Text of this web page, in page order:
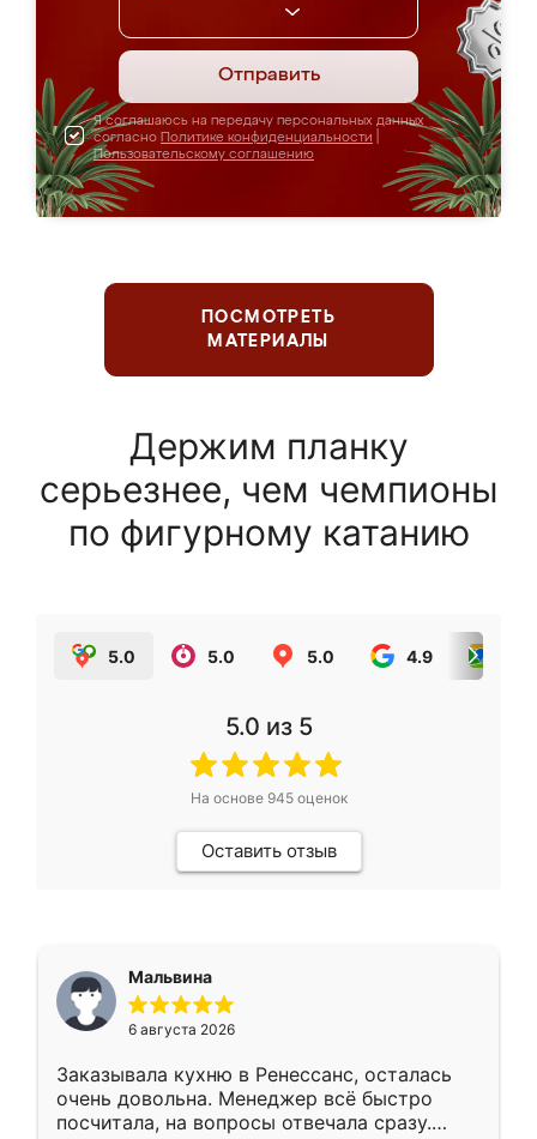
Отправить
Я соглашаюсь на передачу персональных данных
согласно Политике конфиденциальности
Пользовательскому соглашению
ПОСМОТРЕТЬ
МАТЕРИАЛЫ
Держим планку
серьезнее, чем чемпионы
по фигурному катанию
5.0 5.0 5.0 4.9
5.0 из 5
На основе 945оценок
Оставить отзыв
Мальвина
6 августа 2026
Заказывала кухню в Ренессанс, осталась
очень довольна. Менеджер всё быстро
посчитала, на вопросы отвечала сразу.